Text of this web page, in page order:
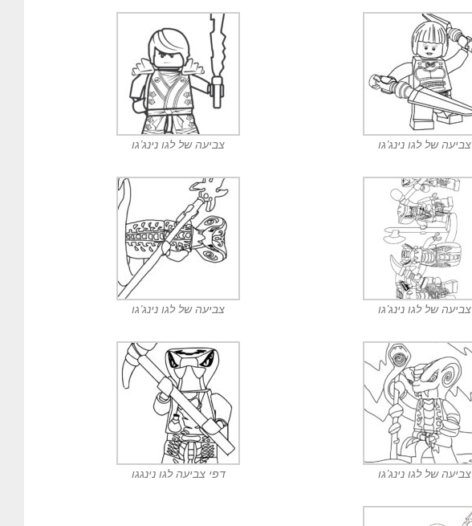
צביעה של לגו נינג’גו צביעה של לגו נינג’גו
צביעה של לגו נינג’גו צביעה של לגו נינג’גו
צביעה של לגו נינג’גו דפי צביעה לגו נינגגו